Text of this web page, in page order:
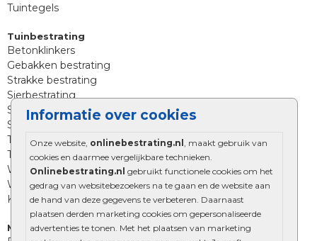
Informatie over cookies
Onze website, onlinebestrating.nl , maakt gebruik van
cookies en daarmee vergelijkbare technieken.
Onlinebestrating.nl gebruikt functionele cookies om het
gedrag van websitebezoekers na te gaan en de website aan
de hand van deze gegevens te verbeteren. Daarnaast
plaatsen derden marketing cookies om gepersonaliseerde
advertenties te tonen. Met het plaatsen van marketing
Tuintegels
Tuinbestrating
Betonklinkers
Gebakken bestrating
Strakke bestrating
Sierbestrating
Straatklinkers
Straatstenen
Trommelstenen
Tuinstenen
Waalformaat
Wildverband bestrating
Kingstones
Muurelementen